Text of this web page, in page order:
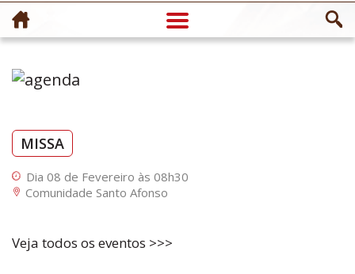
MISSA
Dia 08 de Fevereiro às 08h30
Comunidade Santo Afonso
Veja todos os eventos >>>